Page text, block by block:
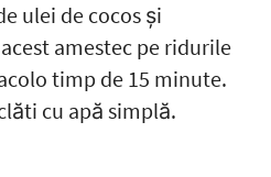
ulei de cocos și
amestec pe ridurile
timp de 15 minute.
cu apă simplă.